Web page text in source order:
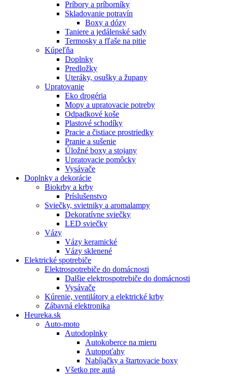
Príbory a príborníky
Skladovanie potravín
Boxy a dózy
Taniere a jedálenské sady
Termosky a fľaše na pitie
Kúpeľňa
Doplnky
Predložky
Uteráky, osušky a župany
Upratovanie
Eko drogéria
Mopy a upratovacie potreby
Odpadkové koše
Plastové schodíky
Pracie a čistiace prostriedky
Pranie a sušenie
Úložné boxy a stojany
Upratovacie pomôcky
Vysávače
Doplnky a dekorácie
Biokrby a krby
Príslušenstvo
Sviečky, svietniky a aromalampy
Dekoratívne sviečky
LED sviečky
Vázy
Vázy keramické
Vázy sklenené
Elektrické spotrebiče
Elektrospotrebiče do domácnosti
Dalšie elektrospotrebiče do domácnosti
Vysávače
Kúrenie, ventilátory a elektrické krby
Zábavná elektronika
Heureka.sk
Auto-moto
Autodoplnky
Autokoberce na mieru
Autopoťahy
Nabíjačky a štartovacie boxy
Všetko pre autá